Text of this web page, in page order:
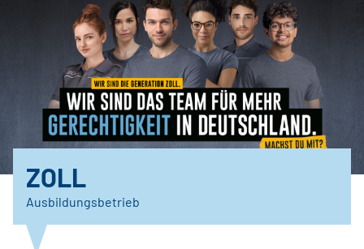
ZOLL
Ausbildungsbetrieb